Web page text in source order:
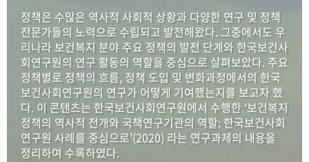
정책과 연구 키워드로 보는 연구 역사
연구자들
간행물 변천사
기록물 아카이브
사진 아카이브 문서 기록물 행정박물 영상 기록물
50+1주년 기념
정책은 수많은 역사적 사회적 상황과 다양한 연구 및 정책
전문가들의 노력으로 수립되고 발전해왔다. 그중에서도 우
리나라 보건복지 분야 주요 정책의 발전 단계와 한국보건사
회연구원의 연구 활동의 역할을 중심으로 살펴보았다. 주요
정책별로 정책의 흐름, 정책 도입 및 변화과정에서의 한국
보건사회연구원의 연구가 어떻게 기여했는지를 보고자 했
다. 이 콘텐츠는 한국보건사회연구원에서 수행한 ‘보건복지
정책의 역사적 전개와 국책연구기관의 역할: 한국보건사회
연구원 사례를 중심으로’(2020) 라는 연구과제의 내용을
정리하여 수록하였다.